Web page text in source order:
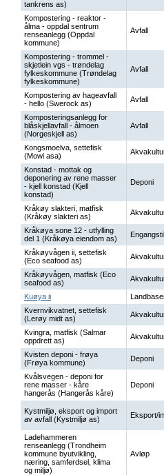
tankrens as)
Kompostering - reaktor -
ålma - oppdal sentrum
renseanlegg (Oppdal
kommune)
Avfall
Kompostering - trommel -
skjetlein vgs - trøndelag
fylkeskommune (Trøndelag
fylkeskommune)
Avfall
Kompostering av hageavfall
- hello (Swerock as)
Avfall
Komposteringsanlegg for
blåskjellavfall - ålmoen
(Norgeskjell as)
Avfall
Kongsmoelva, settefisk
(Mowi asa)
Konstad - mottak og
deponering av rene masser
- kjell konstad (Kjell
konstad)
Deponi
Kråkøy slakteri, matfisk
(Kråkøy slakteri as)
Kråkøya sone 12 - utfylling
del 1 (Kråkøya eiendom as)
Kråkøyvågen ii, settefisk
(Eco seafood as)
Kråkøyvågen, matfisk (Eco
seafood as)
Kuøya ii
Kvernvikvatnet, settefisk
(Lerøy midt as)
Kvingra, matfisk (Salmar
oppdrett as)
Kvisten deponi - frøya
(Frøya kommune)
Deponi
Kvålsvegen - deponi for
rene masser - kåre
hangerås (Hangerås kåre)
Deponi
Kystmiljø, eksport og import
av avfall (Kystmiljø as)
Eksport/
Ladehammeren
renseanlegg (Trondheim
kommune byutvikling,
næring, samferdsel, klima
og miljø)
Avløp